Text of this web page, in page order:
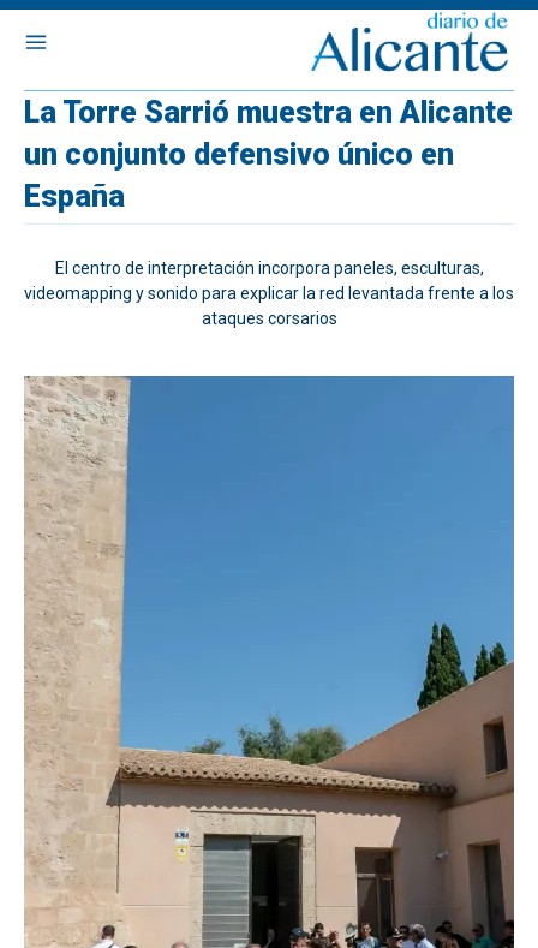
La Torre Sarrió muestra en Alicante
un conjunto defensivo único en
España
El centro de interpretación incorpora paneles, esculturas,
videomapping y sonido para explicar la red levantada frente a los
ataques corsarios